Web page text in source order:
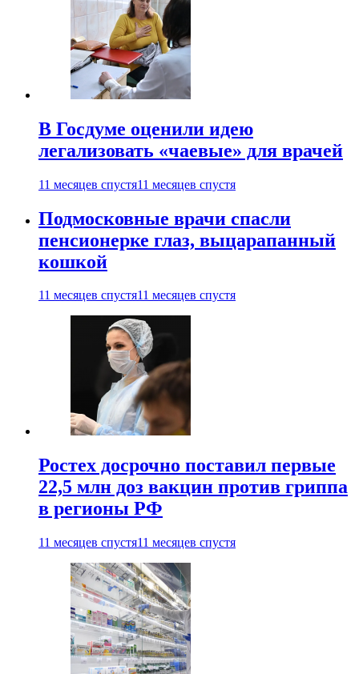
В Госдуме оценили идею
легализовать «чаевые» для врачей
11 месяцев спустя11 месяцев спустя
Подмосковные врачи спасли
пенсионерке глаз, выцарапанный
кошкой
11 месяцев спустя11 месяцев спустя
Ростех досрочно поставил первые
22,5 млн доз вакцин против гриппа
в регионы РФ
11 месяцев спустя11 месяцев спустя